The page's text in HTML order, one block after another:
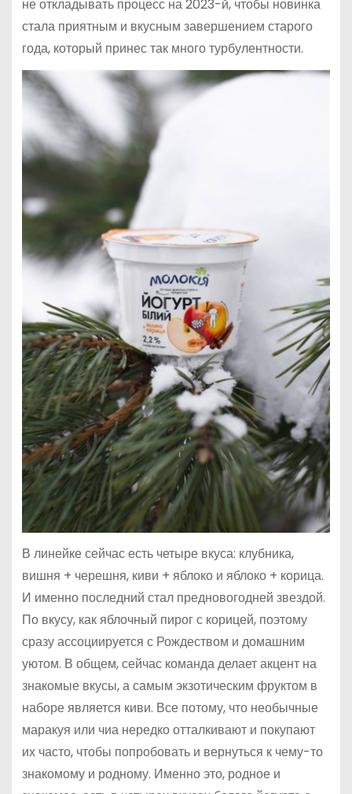
не откладывать процесс на 2023-й, чтобы новинка
стала приятным и вкусным завершением старого
года, который принес так много турбулентности.
В линейке сейчас есть четыре вкуса: клубника,
вишня + черешня, киви + яблоко и яблоко + корица.
И именно последний стал предновогодней звездой.
По вкусу, как яблочный пирог с корицей, поэтому
сразу ассоциируется с Рождеством и домашним
уютом. В общем, сейчас команда делает акцент на
знакомые вкусы, а самым экзотическим фруктом в
наборе является киви. Все потому, что необычные
маракуя или чиа нередко отталкивают и покупают
их часто, чтобы попробовать и вернуться к чему-то
знакомому и родному. Именно это, родное и